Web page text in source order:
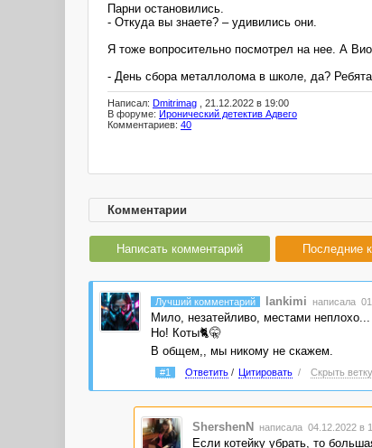
Парни остановились.
- Откуда вы знаете? – удивились они.
Я тоже вопросительно посмотрел на нее. А
- День сбора металлолома в школе, да?
Написал: Dmitrimag , 21.12.2022 в 19:00
В форуме: Иронический детектив Адвего
Комментариев: 40
Комментарии
Написать комментарий Последние
Лучший комментарий lankimi написала
Мило, незатейливо, местами неплохо...
Но! Коты🐈🤫
В общем,, мы никому не скажем.
#1 Ответить/ Цитировать / Скрыть ветку
ShershenN написала 04.12.2022 в
Если котейку убрать, то